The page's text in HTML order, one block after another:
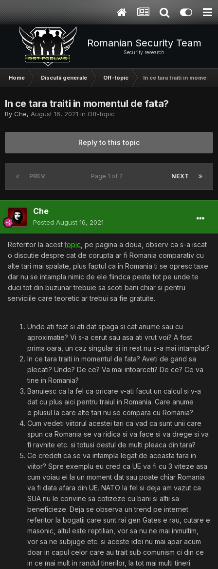
Romanian Security Team
Security research
Home Discutii generale Off-topic In ce tara traiti in momentul
In ce tara traiti in momentul de fata?
By Che, August 16, 2021 in Off-topic
Reply to this topic
PREV NEXT
Page 1 of 2
Che
Posted August 16, 2021
Referitor la acesttopic , pe pagina a doua, observ ca s-a iscat
o discutie despre cat de corupta ar fi Romania comparativ cu
alte tari mai spalate, plus faptul ca in Romania ti se opresc taxe
dar nu se intampla nimic de ele fiindca peste tot pe unde te
duci tot din buzunar trebuie sa scoti bani chiar si pentru
serviciile care teoretic ar trebui sa fie gratuite.
Unde ati fost si ati dat spaga si cat anume sau cu
aproximatie? Vi s-a cerut sau asa ati vrut voi? A fost
prima oara, un caz singular si in rest nu s-a mai intamplat?
In ce tara traiti in momentul de fata? Aveti de gand sa
plecati? Unde? De ce? Va mai intoarceti? De ce? Ce va
tine in Romania?
Banuiesc ca la fel ca oricare v-ati facut un calcul si v-a
dat cu plus aici pentru traiul in Romania. Care anume
e plusul la care alte tari nu se compara cu Romania?
Cum vedeti viitorul acestei tari ca vad ca sunt unii care
spun ca Romania se va ridica si va face si va drege si va
fi ravnite etc. si totusi destul de multi pleaca din tara?
Ce credeti ca se va intampla legat de aceasta tara in
viitor? Spre exemplu eu cred ca UE va fi cu 3 viteze asa
cum voiau ei la un moment dat sau poate chiar Romania
va fi data afara din UE. NATO la fel si deja am vazut ca
SUA nu le convine sa cotizeze cu bani si altii sa
beneficieze. Deja se observa un trend pe internet
referitor la bogatii care sunt rai gen Gates e rau, cutare e
masonic, altul este reptilian, vor sa nu ne mai inmultim,
vor sa ne subjuge etc. si aceste idei nu mai apar acum
doar in capul celor care au trait sub comunism ci din ce
in ce mai mult in randul tinerilor, la tot mai multi tineri.